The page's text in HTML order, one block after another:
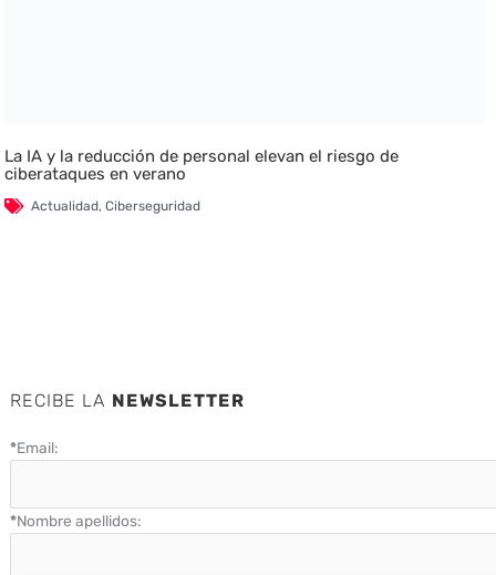
La IA y la reducción de personal elevan el riesgo de
ciberataques en verano
Actualidad,Ciberseguridad
RECIBE LA NEWSLETTER
*Email:
*Nombre apellidos: